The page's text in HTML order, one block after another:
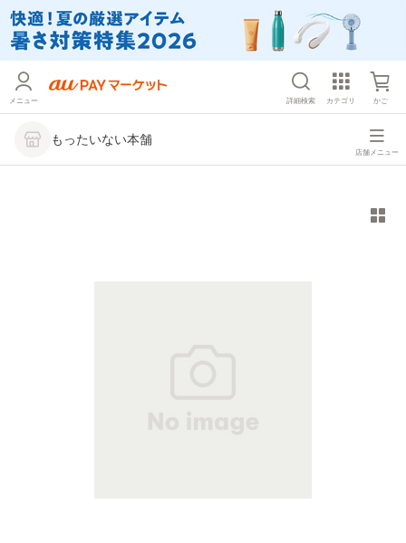
メニュー 詳細検索 カテゴリ かご
もったいない本舗
店舗メニュー